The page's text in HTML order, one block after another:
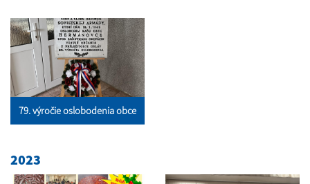
79. výročie oslobodenia obce
2023